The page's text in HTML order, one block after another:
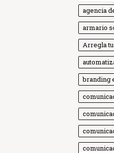
agencia
armario
Arregla
branding